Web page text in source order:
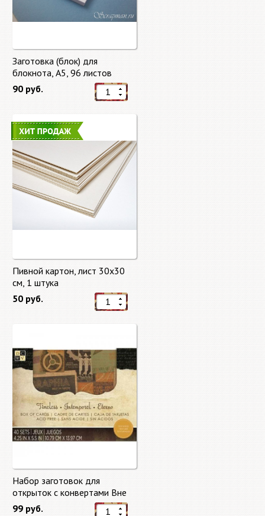
Заготовка (блок) для
блокнота, А5, 96 листов
90 руб.
Пивной картон, лист 30х30
cм, 1 штука
50 руб.
Набор заготовок для
открыток с конвертами Вне
времени (Timeless) от DCWV
99 руб.